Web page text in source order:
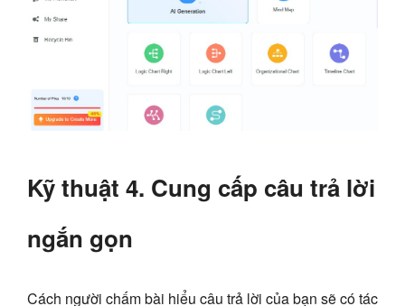
Kỹ thuật 4. Cung cấp câu trả lời
ngắn gọn
Cách người chấm bài hiểu câu trả lời của bạn sẽ có tác